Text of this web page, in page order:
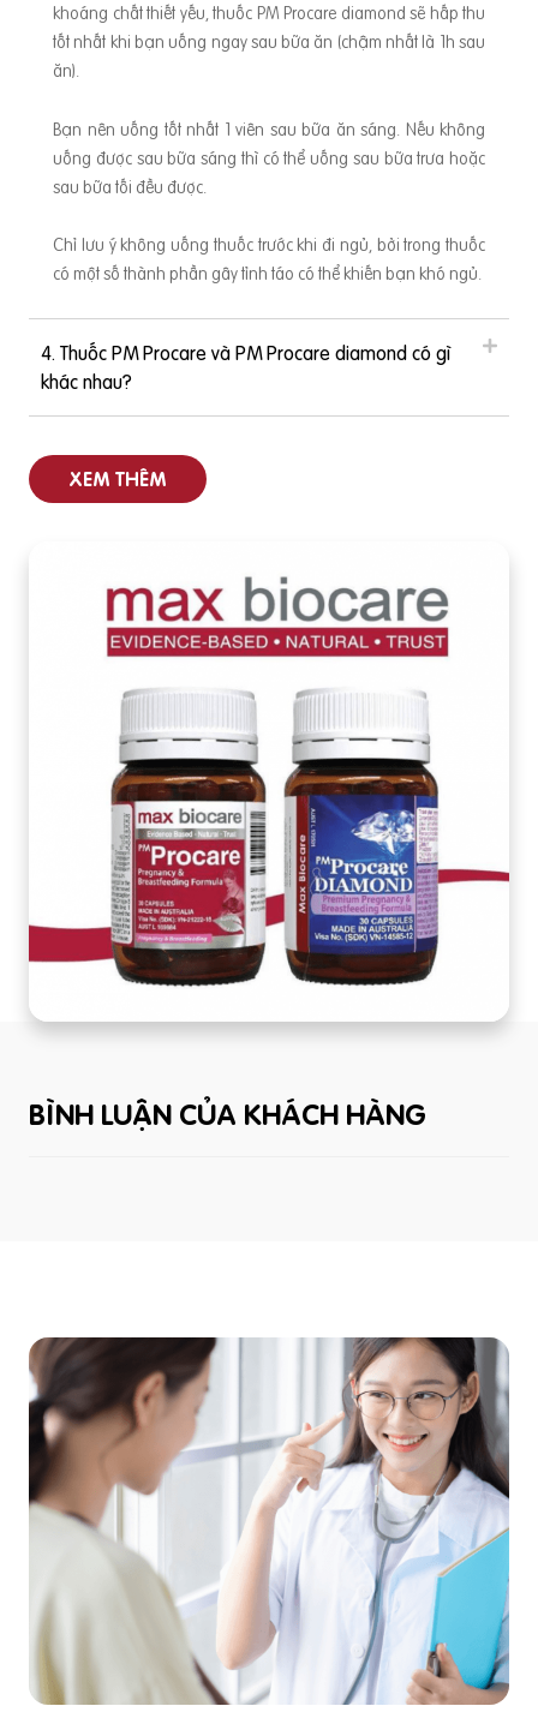
khoáng chất thiết yếu, thuốc PM Procare diamond sẽ hấp thu
tốt nhất khi bạn uống ngay sau bữa ăn (chậm nhất là 1h sau
ăn).
Bạn nên uống tốt nhất 1 viên sau bữa ăn sáng. Nếu không
uống được sau bữa sáng thì có thể uống sau bữa trưa hoặc
sau bữa tối đều được.
Chỉ lưu ý không uống thuốc trước khi đi ngủ, bởi trong thuốc
có một số thành phần gây tỉnh táo có thể khiến bạn khó ngủ.
4. Thuốc PM Procare và PM Procare diamond có gì
khác nhau?
XEM THÊM
BÌNH LUẬN CỦA KHÁCH HÀNG